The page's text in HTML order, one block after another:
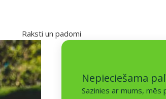
Raksti un padomi
Nepieciešama
Sazinies ar mums, mēs